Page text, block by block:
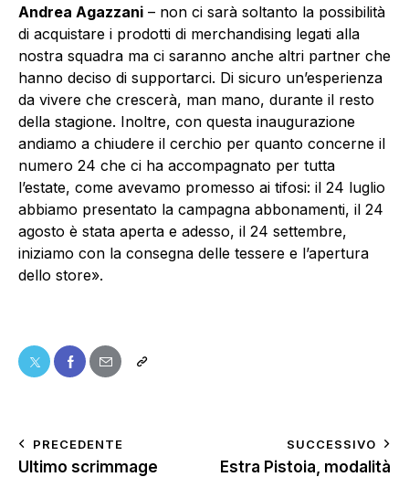
Andrea Agazzani – non ci sarà soltanto la possibilità
di acquistare i prodotti di merchandising legati alla
nostra squadra ma ci saranno anche altri partner che
hanno deciso di supportarci. Di sicuro un’esperienza
da vivere che crescerà, man mano, durante il resto
della stagione. Inoltre, con questa inaugurazione
andiamo a chiudere il cerchio per quanto concerne il
numero 24 che ci ha accompagnato per tutta
l’estate, come avevamo promesso ai tifosi: il 24 luglio
abbiamo presentato la campagna abbonamenti, il 24
agosto è stata aperta e adesso, il 24 settembre,
iniziamo con la consegna delle tessere e l’apertura
dello store».
PRECEDENTE
Ultimo scrimmage
SUCCESSIVO
Estra Pistoia, modalità